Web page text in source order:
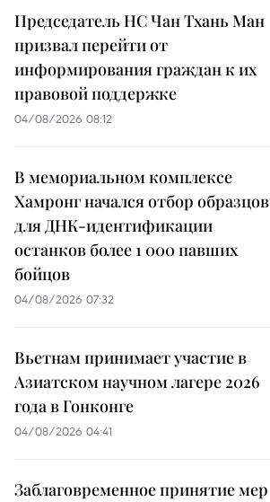
Председатель НС Чан Тхань Ман
призвал перейти от
информирования граждан к их
правовой поддержке
04/08/2026 08:12
В мемориальном комплексе
Хамронг начался отбор образцов
для ДНК-идентификации
останков более 1 000 павших
бойцов
04/08/2026 07:32
Вьетнам принимает участие в
Азиатском научном лагере 2026
года в Гонконге
04/08/2026 04:41
Заблаговременное принятие мер